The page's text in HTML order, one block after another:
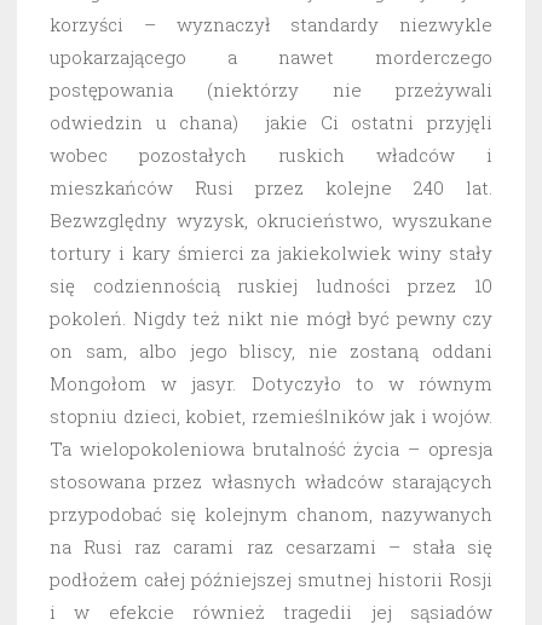
korzyści – wyznaczył standardy niezwykle
upokarzającego a nawet morderczego
postępowania (niektórzy nie przeżywali
odwiedzin u chana) jakie Ci ostatni przyjęli
wobec pozostałych ruskich władców i
mieszkańców Rusi przez kolejne 240 lat.
Bezwzględny wyzysk, okrucieństwo, wyszukane
tortury i kary śmierci za jakiekolwiek winy stały
się codziennością ruskiej ludności przez 10
pokoleń. Nigdy też nikt nie mógł być pewny czy
on sam, albo jego bliscy, nie zostaną oddani
Mongołom w jasyr. Dotyczyło to w równym
stopniu dzieci, kobiet, rzemieślników jak i wojów.
Ta wielopokoleniowa brutalność życia – opresja
stosowana przez własnych władców starających
przypodobać się kolejnym chanom, nazywanych
na Rusi raz carami raz cesarzami – stała się
podłożem całej późniejszej smutnej historii Rosji
i w efekcie również tragedii jej sąsiadów